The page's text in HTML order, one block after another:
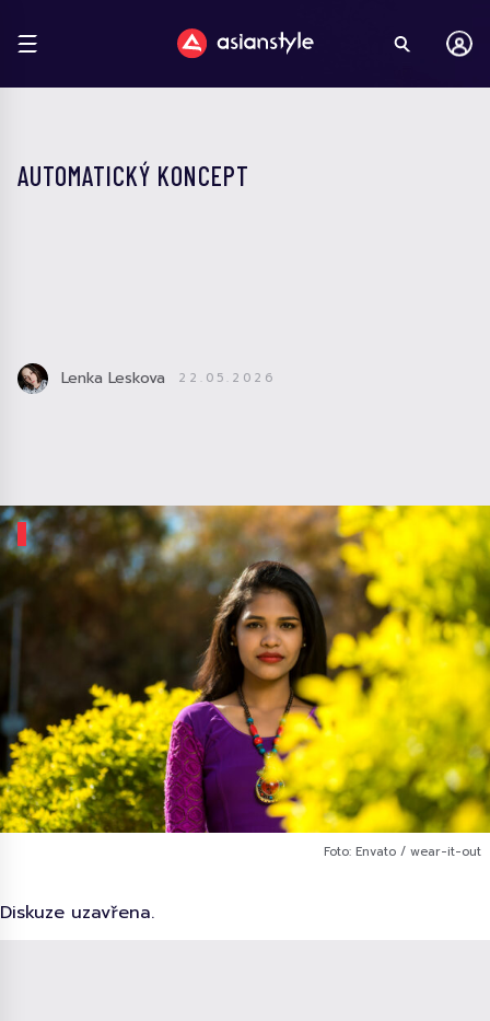
AUTOMATICKÝ KONCEPT
Lenka Leskova 22.05.2026
Foto: Envato / wear-it-out
Diskuze uzavřena.